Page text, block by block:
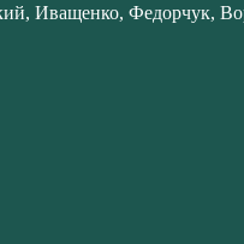
Иващенко, Федорчук,